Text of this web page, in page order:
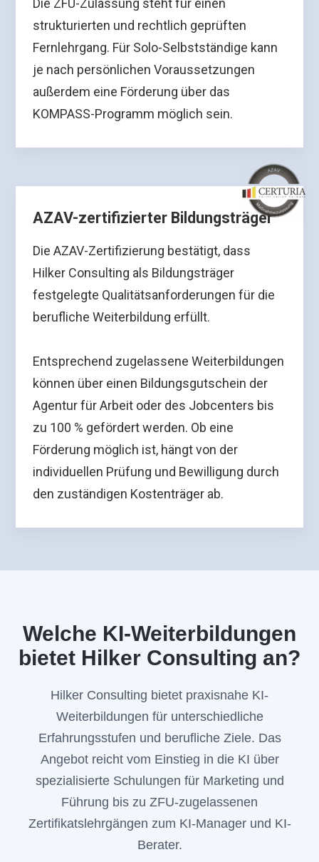
Die ZFU-Zulassung steht für einen
strukturierten und rechtlich geprüften
Fernlehrgang. Für Solo-Selbstständige kann
je nach persönlichen Voraussetzungen
außerdem eine Förderung über das
KOMPASS-Programm möglich sein.
AZAV-zertifizierter Bildungsträger
Die AZAV-Zertifizierung bestätigt, dass
Hilker Consulting als Bildungsträger
festgelegte Qualitätsanforderungen für die
berufliche Weiterbildung erfüllt.
Entsprechend zugelassene Weiterbildungen
können über einen Bildungsgutschein der
Agentur für Arbeit oder des Jobcenters bis
zu 100 % gefördert werden. Ob eine
Förderung möglich ist, hängt von der
individuellen Prüfung und Bewilligung durch
den zuständigen Kostenträger ab.
Welche KI-Weiterbildungen
bietet Hilker Consulting an?
Hilker Consulting bietet praxisnahe KI-
Weiterbildungen für unterschiedliche
Erfahrungsstufen und berufliche Ziele. Das
Angebot reicht vom Einstieg in die KI über
spezialisierte Schulungen für Marketing und
Führung bis zu ZFU-zugelassenen
Zertifikatslehrgängen zum KI-Manager und KI-
Berater.